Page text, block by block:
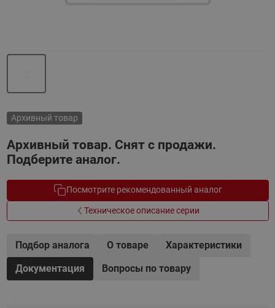
Архивный товар
Архивный товар. Снят с продажи.
Подберите аналог.
Посмотрите рекомендованный аналог
Техническое описание серии
Подбор аналога О товаре
Характеристики
Документация
Вопросы по товару